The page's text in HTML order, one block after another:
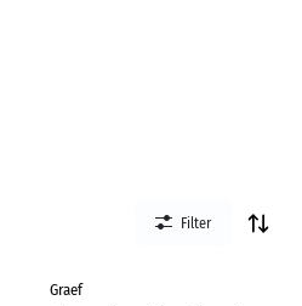
Filter
Graef